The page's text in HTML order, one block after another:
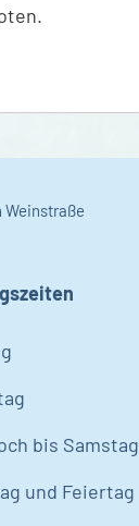
Weinstraße
bis Samstag
und Feiertag